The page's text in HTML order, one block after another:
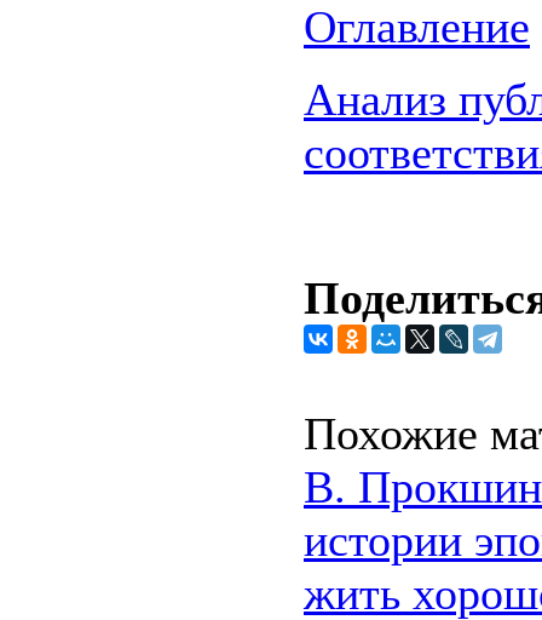
Оглавление
Анализ
Похожие
В. Прокшин
истории
жить